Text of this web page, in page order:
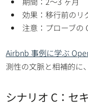
効果：移行前のリ
注意：プローブの
Airbnb 事例に学ぶ
測性の文脈と相補的に
シナリオ C：セ